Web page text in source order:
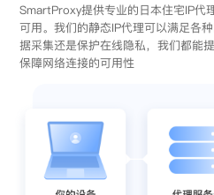
SmartProxy提供专业的日本住宅IP代
可用。我们的静态IP代理可以满足各
据采集还是保护在线隐私，我们都能
保障网络连接的可用性